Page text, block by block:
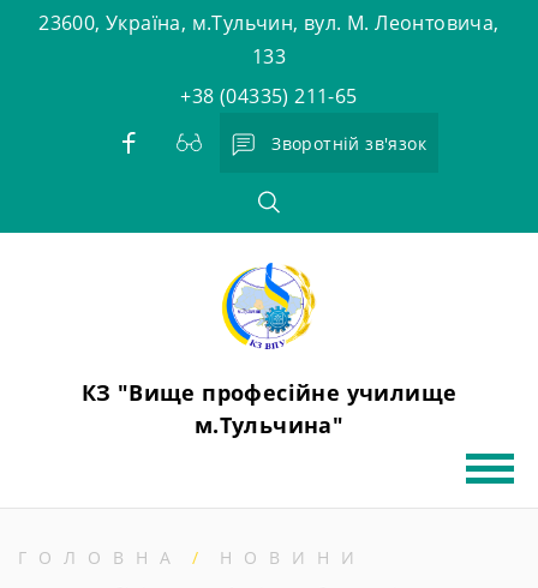
23600, Україна, м.Тульчин, вул. М. Леонтовича,
133
+38 (04335) 211-65
Зворотній зв'язок
КЗ "Вище професійне училище
м.Тульчина"
ГОЛОВНА
НОВИНИ